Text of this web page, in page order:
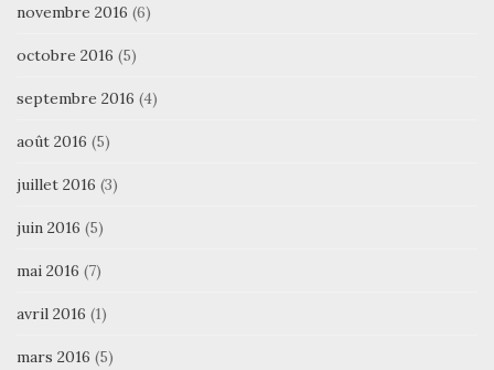
novembre 2016 (6)
octobre 2016 (5)
septembre 2016 (4)
août 2016 (5)
juillet 2016 (3)
juin 2016 (5)
mai 2016 (7)
avril 2016 (1)
mars 2016 (5)